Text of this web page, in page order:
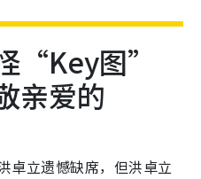
“Key图”
亲爱的
卓立遗憾缺席，但洪卓立